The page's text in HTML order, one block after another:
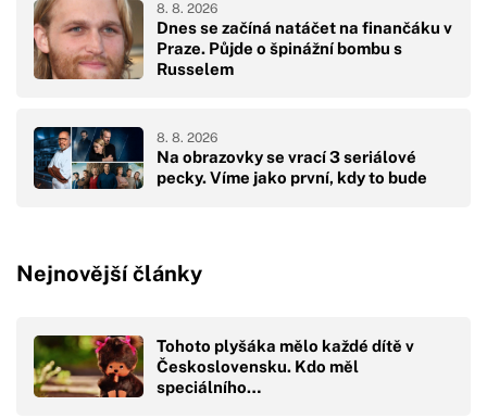
Dnes se začíná natáčet na finančáku v
Praze. Půjde o špinážní bombu s
Russelem
8. 8. 2026
Na obrazovky se vrací 3 seriálové
pecky. Víme jako první, kdy to bude
8. 8. 2026
Nejnovější články
Tohoto plyšáka mělo každé dítě v
Československu. Kdo měl
speciálního…